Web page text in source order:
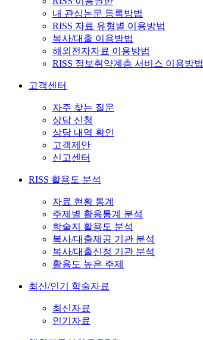
내 관심논문 등록방법
RISS 자료 유형별 이용방법
복사/대출 이용방법
해외전자자료 이용방법
RISS 정보취약계층 서비스 이용방법
고객센터
자주 찾는 질문
상담 신청
상담 내역 확인
고객제안
신고센터
RISS 활용도 분석
자료 현황 통계
주제별 활용통계 분석
학술지 활용도 분석
복사/대출제공 기관 분석
복사/대출신청 기관 분석
활용도 높은 주제
최신/인기 학술자료
최신자료
인기자료